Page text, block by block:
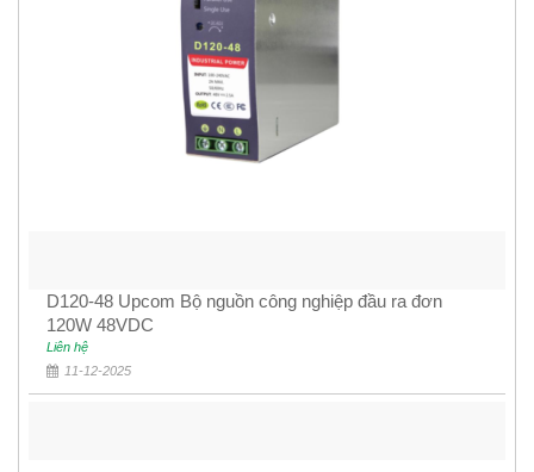
D120-48 Upcom Bộ nguồn công nghiệp đầu ra đơn
120W 48VDC
Liên hệ
11-12-2025